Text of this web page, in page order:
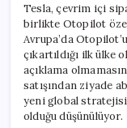
Tesla, çevrim içi
birlikte Otopilot
Avrupa’da
çıkartıldığı ilk ülke
açıklama
satışından ziyade
yeni global
olduğu düşünülüyor.